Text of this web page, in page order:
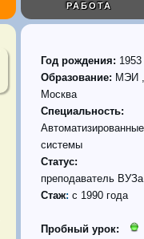
РАБОТА
Год рождения: 1953
Образование: МЭИ ,
Москва
Специальность:
Автоматизированные
системы
Статус:
преподаватель ВУЗа
Стаж: с 1990 года
Пробный урок: